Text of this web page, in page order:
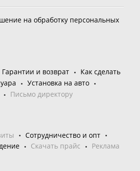
на обработку персональных
Гарантии и возврат
Как сделать
Установка на авто
Письмо директору
Сотрудничество и опт
Скачать прайс Реклама